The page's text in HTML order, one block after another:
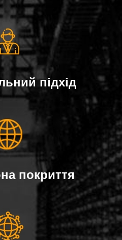
підхід
покриття